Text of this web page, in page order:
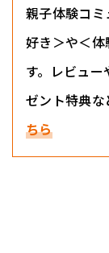
親子体験コ
好き＞や＜
す。レビュ
ゼント特典
ちら